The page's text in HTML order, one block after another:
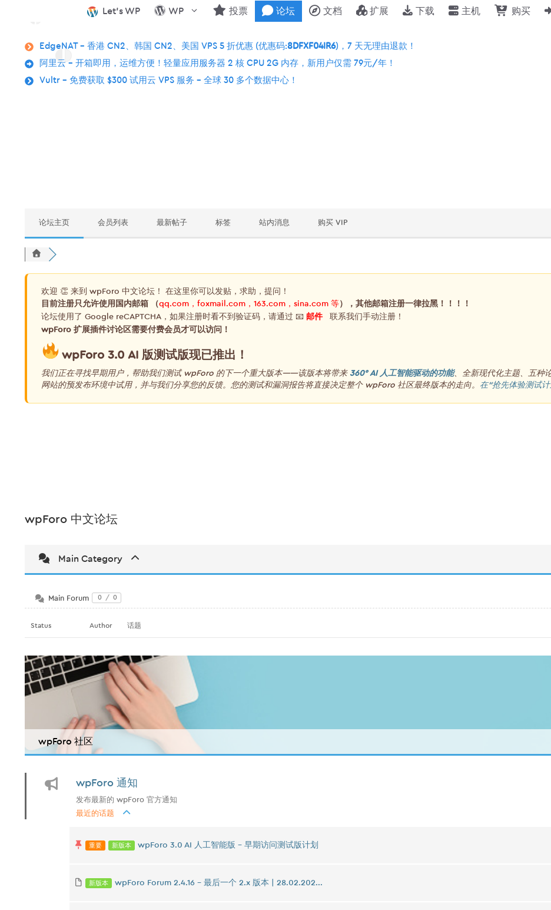
Let’s WP WP 投票 论坛 文档 扩展 下载 主机 购买
EdgeNAT – 香港 CN2、韩国 CN2、美国 VPS 5 折优惠 (优惠码:8DFXF04IR6)，7 天无理由退款！
阿里云 – 开箱即用，运维方便！轻量应用服务器 2 核 CPU 2G 内存，新用户仅需 79元/年！
Vultr – 免费获取 $300 试用云 VPS 服务 – 全球 30 多个数据中心！
论坛主页 会员列表 最新帖子 标签 站内消息 购买 VIP
欢迎 👏 来到 wpForo 中文论坛！ 在这里你可以发贴，求助，提问！
目前注册只允许使用国内邮箱 （qq.com，foxmail.com，163.com，sina.com 等），其他邮箱注册一律拉黑！！！！
论坛使用了 Google reCAPTCHA，如果注册时看不到验证码，请通过 📧 邮件联系我们手动注册！
wpForo 扩展插件讨论区需要付费会员才可以访问！
wpForo 3.0 AI 版测试版现已推出！
我们正在寻找早期用户，帮助我们测试 wpForo 的下一个重大版本——该版本将带来 360° AI 人工智能驱动的功能、全新现代化主题、五种
网站的预发布环境中试用，并与我们分享您的反馈。您的测试和漏洞报告将直接决定整个 wpForo 社区最终版本的走向。 在“抢先体验测试
wpForo 中文论坛
Main Category
Main Forum 0 / 0
Status Author 话题
wpForo 社区
wpForo 通知
发布最新的 wpForo 官方通知
最近的话题
重要 新版本 wpForo 3.0 AI 人工智能版 - 早期访问测试版计划
新版本 wpForo Forum 2.4.16 – 最后一个 2.x 版本 | 28.02.202...